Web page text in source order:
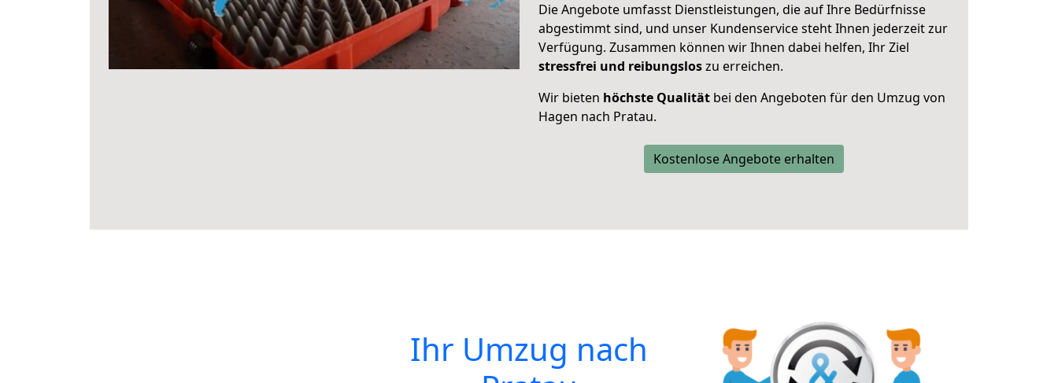
Die Angebote umfasst Dienstleistungen, die auf Ihre Bedürfnisse
abgestimmt sind, und unser Kundenservice steht Ihnen jederzeit zur
Verfügung. Zusammen können wir Ihnen dabei helfen, Ihr Ziel
stressfrei und reibungsloszu erreichen.
Wir bieten höchste Qualität bei den Angeboten für den Umzug von
Hagen nach Pratau.
Kostenlose Angebote erhalten
Ihr Umzug nach